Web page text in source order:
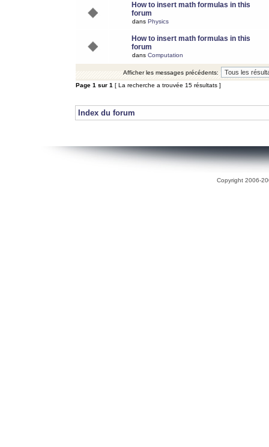
How to insert math formulas in this
forum
dans Physics
How to insert math formulas in this
forum
dans Computation
Afficher les messages précédents:
Page 1 sur 1 [ La recherche a trouvée 15 résultats ]
Index du forum
Copyright 2006-